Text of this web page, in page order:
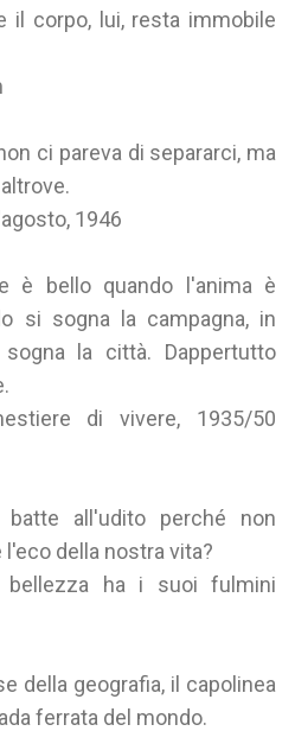
il corpo, lui, resta immobile
ci pareva di separarci, ma
1946
è bello quando l'anima è
si sogna la campagna, in
la città. Dappertutto
di vivere, 1935/50
all'udito perché non
della nostra vita?
bellezza ha i suoi fulmini
della geografia, il capolinea
ferrata del mondo.